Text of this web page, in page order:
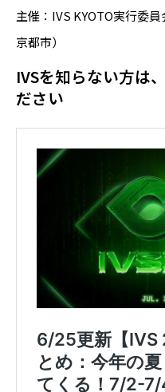
主催：IVS KYOTO実行委
京都市）
IVSを知らない方は
ださい